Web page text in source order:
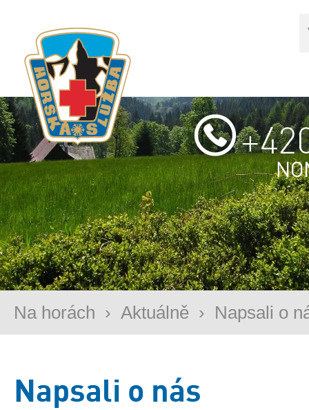
Na horách › Aktuálně › Napsali o
Napsali o nás